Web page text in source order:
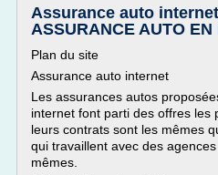
Assurance auto
ASSURANCE AUTO EN
Plan du site
Assurance auto internet
Les assurances autos
internet font parti des offres les
leurs contrats sont les mêmes
qui travaillent avec des
mêmes.